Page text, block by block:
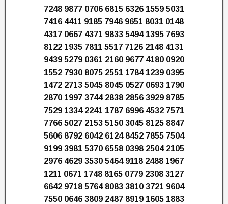
7248 9877 0706 6815 6326 1559 5031
7416 4411 9185 7946 9651 8031 0148
4317 0667 4371 9833 5494 1395 7693
8122 1935 7811 5517 7126 2148 4131
9439 5279 0361 2160 9677 4180 0920
1552 7930 8075 2551 1784 1239 0395
1472 2713 5045 8045 0527 0693 1790
2870 1997 3744 2838 2856 3929 8785
7529 1334 2241 1787 6996 4532 7571
7766 5027 2153 5150 3045 8125 8847
5606 8792 6042 6124 8452 7855 7504
9199 3981 5370 6558 0398 2504 2105
2976 4629 3530 5464 9118 2488 1967
1211 0671 1748 8165 0779 2308 3127
6642 9718 5764 8083 3810 3721 9604
7550 0646 3809 2487 8919 1605 1883